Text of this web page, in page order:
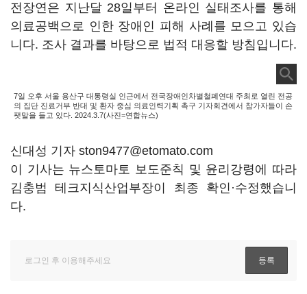
전장연은 지난달 28일부터 온라인 실태조사를 통해
의료공백으로 인한 장애인 피해 사례를 모으고 있습
니다. 조사 결과를 바탕으로 법적 대응할 방침입니다.
7일 오후 서울 용산구 대통령실 인근에서 전국장애인차별철폐연대 주최로 열린 전공
의 집단 진료거부 반대 및 환자 중심 의료인력기획 촉구 기자회견에서 참가자들이 손
팻말을 들고 있다. 2024.3.7(사진=연합뉴스)
신대성 기자 ston9477@etomato.com
이 기사는 뉴스토마토 보도준칙 및 윤리강령에 따라
김충범 테크지식산업부장이 최종 확인·수정했습니
다.